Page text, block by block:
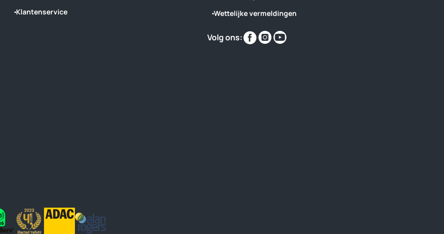
Klantenservice
Wettelijke vermeldingen
Volg ons:
Vind
ons
Vind
ons